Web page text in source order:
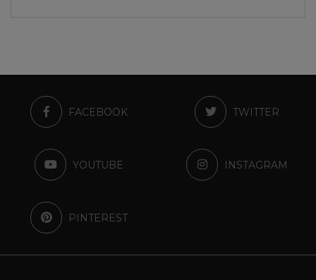
FACEBOOK TWITTER
YOUTUBE INSTAGRAM
PINTEREST